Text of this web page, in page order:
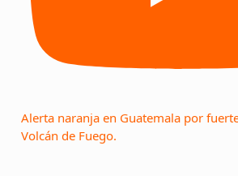
Alerta naranja en Guatemala por
Volcán de Fuego.